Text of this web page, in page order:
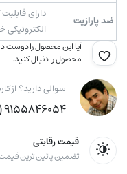
ضد پارازیت
دارای
الکترونیکی
آیا این محصول را دوست
محصول را دنبال کنید.
سوالی دارید؟ از
۹۱۵۵۸۴۶۰۵۴ (۹۸+)
قیمت رقابتی
تضمین پائین ترین قیمت